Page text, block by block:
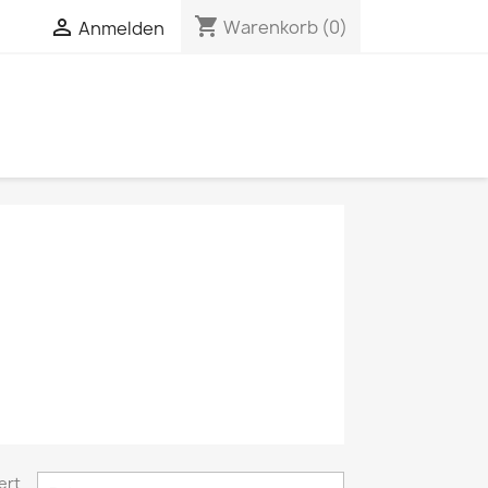
 Anmelden shopping_cart Warenkorb (0)